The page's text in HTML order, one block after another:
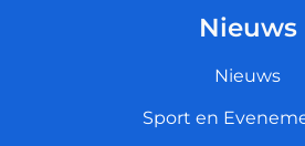
Nieuws
Nieuws
Sport en